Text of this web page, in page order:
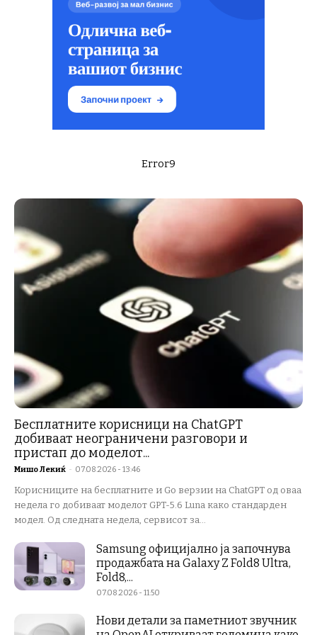
Error9
Бесплатните корисници на ChatGPT
добиваат неограничени разговори и
пристап до моделот...
Мишо Лекиќ - 07.08.2026 - 13:46
Корисниците на бесплатните и Go верзии на ChatGPT од оваа
недела го добиваат моделот GPT-5.6 Luna како стандарден
модел. Од следната недела, сервисот за...
Samsung официјално ја започнува
продажбата на Galaxy Z Fold8 Ultra,
Fold8,...
07.08.2026 - 11:50
Нови детали за паметниот звучник